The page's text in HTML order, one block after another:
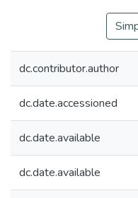
dc.contributor.author
dc.date.accessioned
dc.date.available
dc.date.available